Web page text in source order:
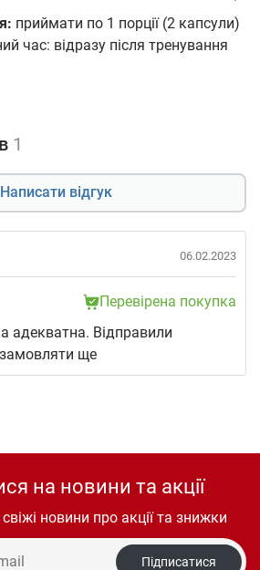
приймати по 1 порції (2 капсули)
час: відразу після тренування
1
Написати відгук
06.02.2023
Перевірена покупка
адекватна. Відправили
ще
на новини та акції
новини про акції та знижки
Підписатися